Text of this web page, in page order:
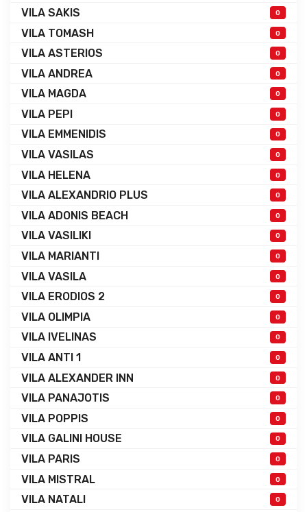
VILA SAKIS 0
VILA TOMASH 0
VILA ASTERIOS 0
VILA ANDREA 0
VILA MAGDA 0
VILA PEPI 0
VILA EMMENIDIS 0
VILA VASILAS 0
VILA HELENA 0
VILA ALEXANDRIO PLUS 0
VILA ADONIS BEACH 0
VILA VASILIKI 0
VILA MARIANTI 0
VILA VASILA 0
VILA ERODIOS 2 0
VILA OLIMPIA 0
VILA IVELINAS 0
VILA ANTI 1 0
VILA ALEXANDER INN 0
VILA PANAJOTIS 0
VILA POPPIS 0
VILA GALINI HOUSE 0
VILA PARIS 0
VILA MISTRAL 0
VILA NATALI 0